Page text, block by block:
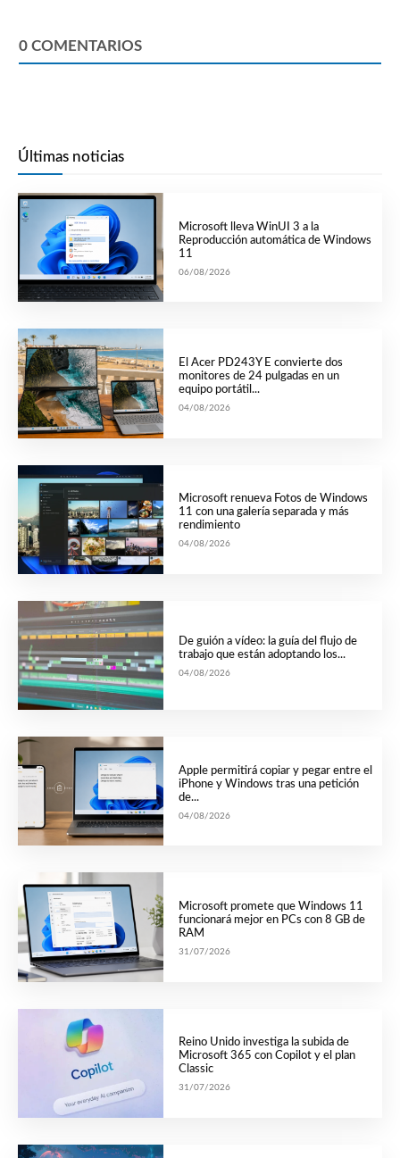
0 COMENTARIOS
Últimas noticias
Microsoft lleva WinUI 3 a la
Reproducción automática de Windows
11
06/08/2026
El Acer PD243Y E convierte dos
monitores de 24 pulgadas en un
equipo portátil...
04/08/2026
Microsoft renueva Fotos de Windows
11 con una galería separada y más
rendimiento
04/08/2026
De guión a vídeo: la guía del flujo de
trabajo que están adoptando los...
04/08/2026
Apple permitirá copiar y pegar entre el
iPhone y Windows tras una petición
de...
04/08/2026
Microsoft promete que Windows 11
funcionará mejor en PCs con 8 GB de
RAM
31/07/2026
Reino Unido investiga la subida de
Microsoft 365 con Copilot y el plan
Classic
31/07/2026